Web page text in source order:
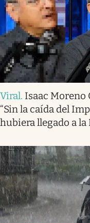
Viral. Isaac Moreno
“Sin la caída del
hubiera llegado a la